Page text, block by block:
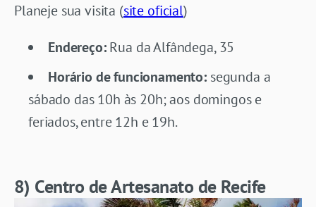
Planeje sua visita (site oficial)
Endereço:Rua da Alfândega, 35
Horário de funcionamento: segunda a
sábado das 10h às 20h; aos domingos e
feriados, entre 12h e 19h.
8) Centro de Artesanato de Recife